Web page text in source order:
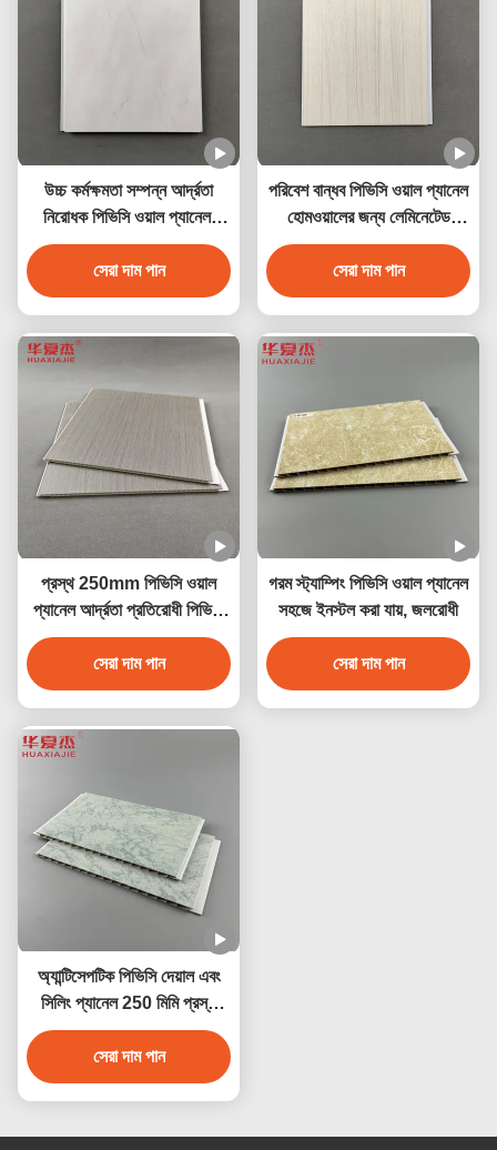
উচ্চ কর্মক্ষমতা সম্পন্ন আর্দ্রতা
নিরোধক পিভিসি ওয়াল প্যানেল,
মার্বেল ডিজাইন সহ
সেরা দাম পান
পরিবেশ বান্ধব পিভিসি ওয়াল প্যানেল
হোমওয়ালের জন্য লেমিনেটেড
পিভিসি ডেকোরেশন প্যানেল
সেরা দাম পান
প্রস্থ 250mm পিভিসি ওয়াল
প্যানেল আর্দ্রতা প্রতিরোধী পিভিসি
সিলিং প্যানেল 250mmx5mm
সেরা দাম পান
গরম স্ট্যাম্পিং পিভিসি ওয়াল প্যানেল
সহজে ইনস্টল করা যায়, জলরোধী
সেরা দাম পান
অ্যান্টিসেপটিক পিভিসি দেয়াল এবং
সিলিং প্যানেল 250 মিমি প্রস্থ
জলরোধী অ্যান্টিকোরোসিভ
সেরা দাম পান